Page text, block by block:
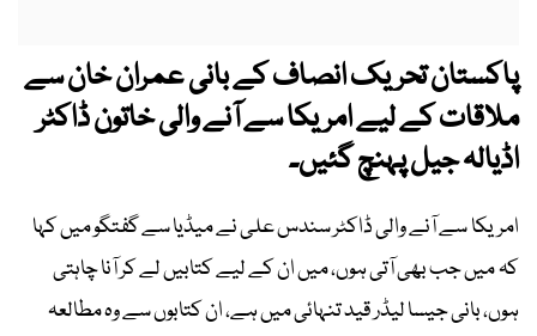
پاکستان تحریک انصاف کے بانی عمران خان سے
ملاقات کے لیے امریکا سے آنے والی خاتون ڈاکٹر
اڈیالہ جیل پہنچ گئیں۔
امریکا سے آنے والی ڈاکٹر سندس علی نے میڈیا سے گفتگو میں کہا
کہ میں جب بھی آتی ہوں، میں ان کے لیے کتابیں لے کر آنا چاہتی
ہوں، بانی جیسا لیڈر قید تنہائی میں ہے، ان کتابوں سے وہ مطالعہ